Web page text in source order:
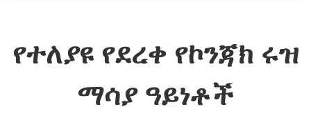
የተለያዩ የደረቀ የኮንጃክ ሩዝ
ማሳያ ዓይነቶች